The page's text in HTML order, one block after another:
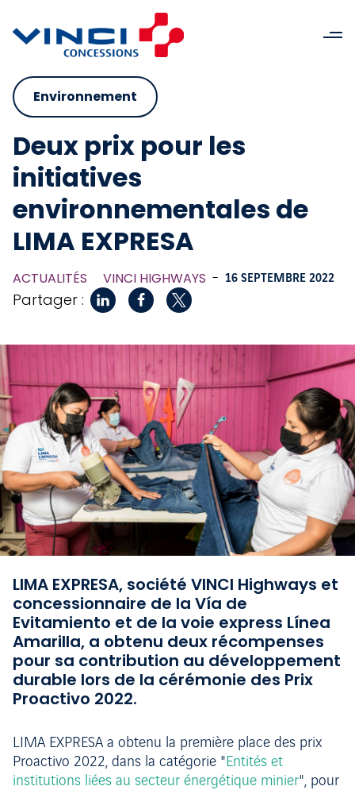
Environnement
Deux prix pour les
initiatives
environnementales de
LIMA EXPRESA
ACTUALITÉS VINCI HIGHWAYS - 16 SEPTEMBRE 2022
Partager :
LIMA EXPRESA, société VINCI Highways et
concessionnaire de la Vía de
Evitamiento et de la voie express Línea
Amarilla, a obtenu deux récompenses
pour sa contribution au développement
durable lors de la cérémonie des Prix
Proactivo 2022.
LIMA EXPRESA a obtenu la première place des prix
Proactivo 2022, dans la catégorie "Entités et
institutions liées au secteur énergétique minier", pour